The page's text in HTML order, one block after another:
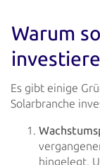
Warum
Es gibt einige
Solarbranche
hingelegt.